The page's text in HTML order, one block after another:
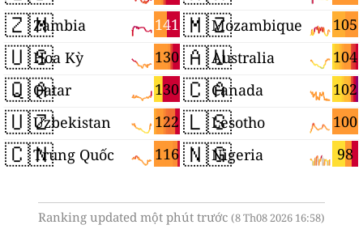
🇿🇲 141
Zambia
🇺🇸 130
Hoa Kỳ
🇶🇦 130
Qatar
🇺🇿 122
Uzbekistan
🇨🇳 116
Trung Quốc
🇲🇿 105
Mozambique
🇦🇺 104
Australia
🇨🇦 102
Canada
🇱🇸 100
Lesotho
🇳🇬 98
Nigeria
Ranking updated một phút trước (8 Th08 2026 16:58)